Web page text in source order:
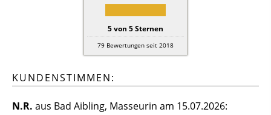
5von 5Sternen
79 Bewertungen seit 2018
KUNDENSTIMMEN:
N.R. aus Bad Aibling, Masseurin am 15.07.2026: